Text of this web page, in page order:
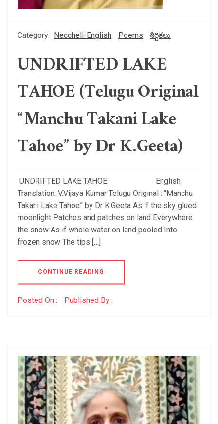
Category: Neccheli-English Poems శీర్షికలు
UNDRIFTED LAKE
TAHOE (Telugu Original
“Manchu Takani Lake
Tahoe” by Dr K.Geeta)
UNDRIFTED LAKE TAHOE English
Translation: V.Vijaya Kumar Telugu Original : “Manchu
Takani Lake Tahoe” by Dr K.Geeta As if the sky glued
moonlight Patches and patches on land Everywhere
the snow As if whole water on land pooled Into
frozen snow The tips […]
CONTINUE READING
Posted On : Published By :